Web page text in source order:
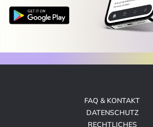
FAQ & KONTAKT
DATENSCHUTZ
RECHTLICHES